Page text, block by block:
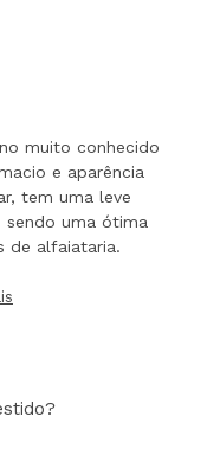
muito conhecido
e aparência
tem uma leve
sendo uma ótima
de alfaiataria.